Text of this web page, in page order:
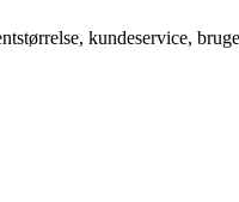
kundeservice,